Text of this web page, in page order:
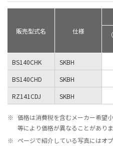
販売型式名 仕様
BS140CHK
SKBH
BS140CHD
SKBH
RZ141CDJ
SKBH
※ 価格は消費税を含むメーカー希望
等により価格が異なることがありま
※ ページで紹介している写真にはオ